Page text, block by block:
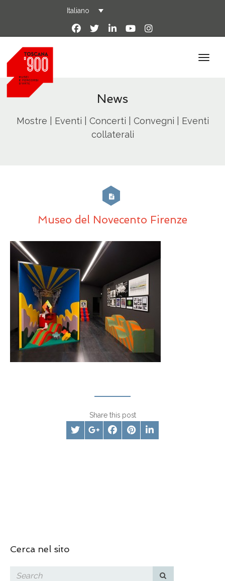
Italiano
News
Mostre | Eventi | Concerti | Convegni | Eventi
collaterali
Museo del Novecento Firenze
Share this post
Cerca nel sito